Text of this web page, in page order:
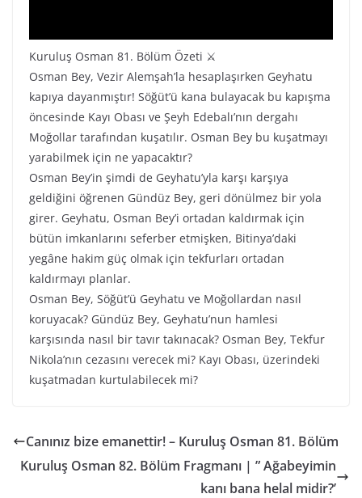
Kuruluş Osman 81. Bölüm Özeti ⚔
Osman Bey, Vezir Alemşah’la hesaplaşırken Geyhatu
kapıya dayanmıştır! Söğüt’ü kana bulayacak bu kapışma
öncesinde Kayı Obası ve Şeyh Edebalı’nın dergahı
Moğollar tarafından kuşatılır. Osman Bey bu kuşatmayı
yarabilmek için ne yapacaktır?
Osman Bey’in şimdi de Geyhatu’yla karşı karşıya
geldiğini öğrenen Gündüz Bey, geri dönülmez bir yola
girer. Geyhatu, Osman Bey’i ortadan kaldırmak için
bütün imkanlarını seferber etmişken, Bitinya’daki
yegâne hakim güç olmak için tekfurları ortadan
kaldırmayı planlar.
Osman Bey, Söğüt’ü Geyhatu ve Moğollardan nasıl
koruyacak? Gündüz Bey, Geyhatu’nun hamlesi
karşısında nasıl bir tavır takınacak? Osman Bey, Tekfur
Nikola’nın cezasını verecek mi? Kayı Obası, üzerindeki
kuşatmadan kurtulabilecek mi?
Canınız bize emanettir! – Kuruluş Osman 81. Bölüm
Kuruluş Osman 82. Bölüm Fragmanı | ” Ağabeyimin
kanı bana helal midir?’